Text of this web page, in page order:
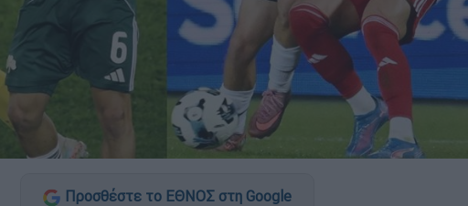
Προσθέστε το ΕΘΝΟΣ στη Google